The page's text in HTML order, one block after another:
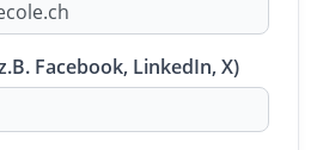
Facebook, LinkedIn, X)